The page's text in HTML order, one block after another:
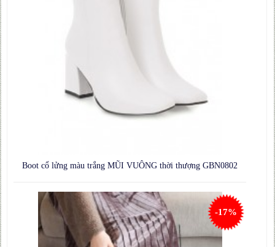
Boot cổ lửng màu trắng MŨI VUÔNG thời thượng GBN0802
-17%